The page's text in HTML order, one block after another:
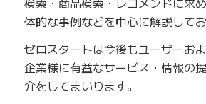
体的な事例などを中心に解説してお
ゼロスタートは今後もユーザーお
企業様に有益なサービス・情報の
介をしてまいります。